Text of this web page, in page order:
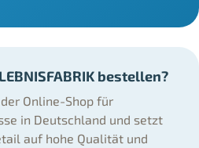
bestellen?
Online-Shop für
in Deutschland und setzt
auf hohe Qualität und